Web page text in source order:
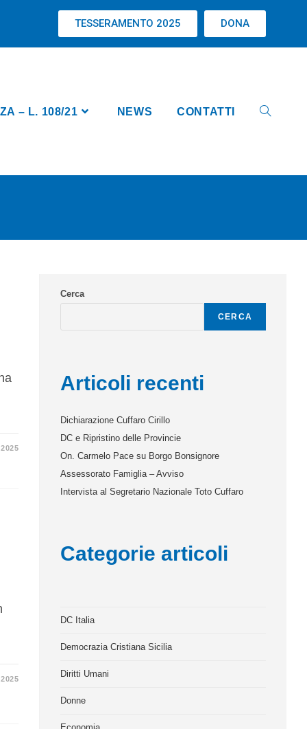
TESSERAMENTO 2025 DONA
– L. 108/21 NEWS CONTATTI
Cerca
CERCA
Articoli recenti
Dichiarazione Cuffaro Cirillo
DC e Ripristino delle Provincie
On. Carmelo Pace su Borgo Bonsignore
Assessorato Famiglia – Avviso
Intervista al Segretario Nazionale Toto Cuffaro
Categorie articoli
DC Italia
Democrazia Cristiana Sicilia
Diritti Umani
Donne